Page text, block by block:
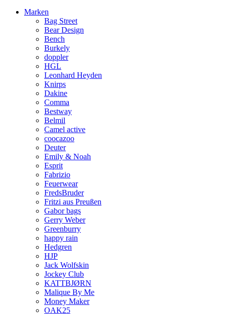
Marken
Bag Street
Bear Design
Bench
Burkely
doppler
HGL
Leonhard Heyden
Knirps
Dakine
Comma
Bestway
Belmil
Camel active
coocazoo
Deuter
Emily & Noah
Esprit
Fabrizio
Feuerwear
FredsBruder
Fritzi aus Preußen
Gabor bags
Gerry Weber
Greenburry
happy rain
Hedgren
HJP
Jack Wolfskin
Jockey Club
KATTBJØRN
Malique By Me
Money Maker
OAK25